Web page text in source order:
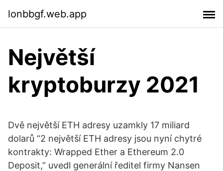
lonbbgf.web.app
Největší
kryptoburzy 2021
Dvě největší ETH adresy uzamkly 17 miliard
dolarů “2 největší ETH adresy jsou nyní chytré
kontrakty: Wrapped Ether a Ethereum 2.0
Deposit,” uvedl generální ředitel firmy Nansen